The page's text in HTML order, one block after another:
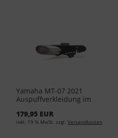
Yamaha MT-07 2021
Auspuffverkleidung im
XC-VR
179,95 EUR
inkl. 19 % MwSt. zzgl. Versandkosten